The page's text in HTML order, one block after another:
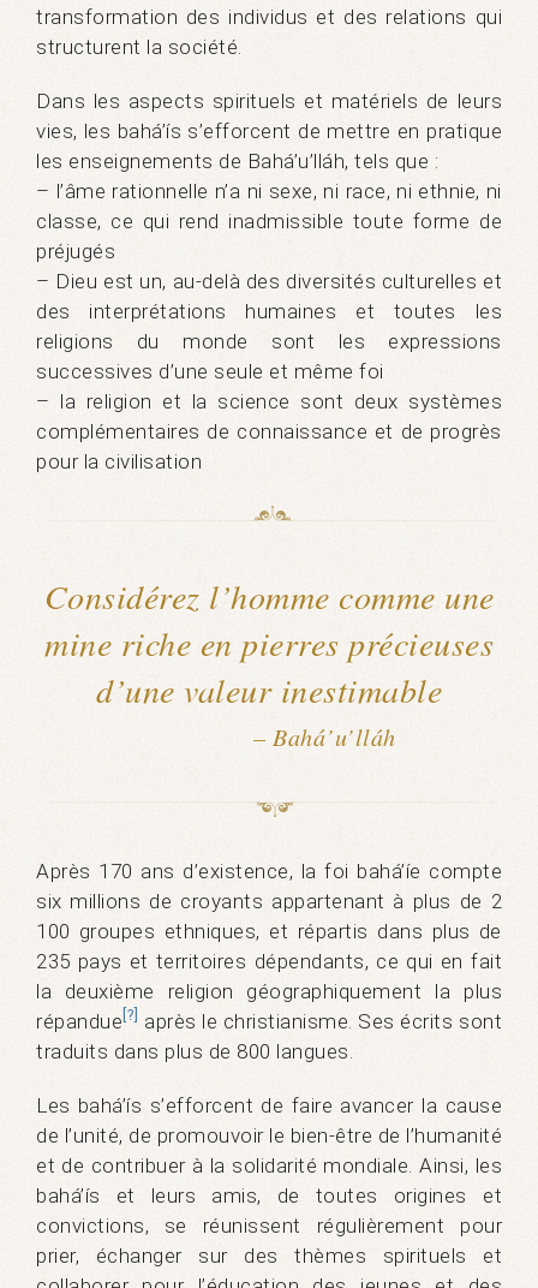
transformation des individus et des relations qui
structurent la société.
Dans les aspects spirituels et matériels de leurs
vies, les bahá’ís s’efforcent de mettre en pratique
les enseignements de Bahá’u’lláh, tels que :
– l’âme rationnelle n’a ni sexe, ni race, ni ethnie, ni
classe, ce qui rend inadmissible toute forme de
préjugés
– Dieu est un, au-delà des diversités culturelles et
des interprétations humaines et toutes les
religions du monde sont les expressions
successives d’une seule et même foi
– la religion et la science sont deux systèmes
complémentaires de connaissance et de progrès
pour la civilisation
Considérez l’homme comme une
mine riche en pierres précieuses
d’une valeur inestimable
– Bahá’u’lláh
Après 170 ans d’existence, la foi bahá’íe compte
six millions de croyants appartenant à plus de 2
100 groupes ethniques, et répartis dans plus de
235 pays et territoires dépendants, ce qui en fait
la deuxième religion géographiquement la plus
répandue [?]
après le christianisme. Ses écrits sont
traduits dans plus de 800 langues.
Les bahá’ís s’efforcent de faire avancer la cause
de l’unité, de promouvoir le bien-être de l’humanité
et de contribuer à la solidarité mondiale. Ainsi, les
bahá’ís et leurs amis, de toutes origines et
convictions, se réunissent régulièrement pour
prier, échanger sur des thèmes spirituels et